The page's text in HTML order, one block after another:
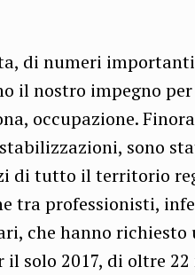
di numeri
il nostro impegno
occupazione.
sono
di tutto il territorio
tra professionisti,
che hanno richiesto
solo 2017, di oltre